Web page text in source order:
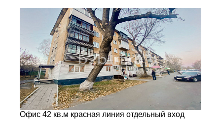
Офис 42 кв.м красная линия отдельный вход